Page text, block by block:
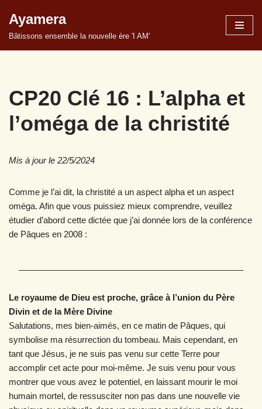
Aller
Ayamera
Bâtissons ensemble la nouvelle ère 'I AM'
CP20 Clé 16 : L’alpha et
l’oméga de la christité
Mis à jour le 22/5/2024
Comme je l’ai dit, la christité a un aspect alpha et un aspect
oméga. Afin que vous puissiez mieux comprendre, veuillez
étudier d’abord cette dictée que j’ai donnée lors de la conférence
de Pâques en 2008 :
Le royaume de Dieu est proche, grâce à l’union du Père
Divin et de la Mère Divine
Salutations, mes bien-aimés, en ce matin de Pâques, qui
symbolise ma résurrection du tombeau. Mais cependant, en
tant que Jésus, je ne suis pas venu sur cette Terre pour
accomplir cet acte pour moi-même. Je suis venu pour vous
montrer que vous avez le potentiel, en laissant mourir le moi
humain mortel, de ressusciter non pas dans une nouvelle vie